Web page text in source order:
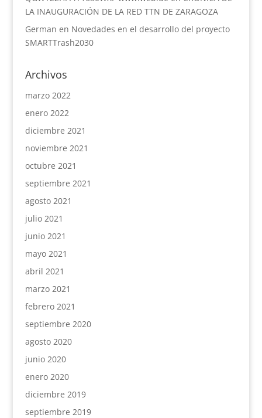
LA INAUGURACIÓN DE LA RED TTN DE ZARAGOZA
German en Novedades en el desarrollo del proyecto
SMARTTrash2030
Archivos
marzo 2022
enero 2022
diciembre 2021
noviembre 2021
octubre 2021
septiembre 2021
agosto 2021
julio 2021
junio 2021
mayo 2021
abril 2021
marzo 2021
febrero 2021
septiembre 2020
agosto 2020
junio 2020
enero 2020
diciembre 2019
septiembre 2019